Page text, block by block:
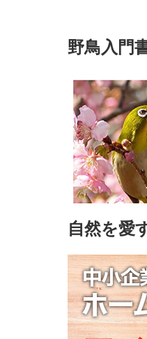
野鳥入門
自然を愛